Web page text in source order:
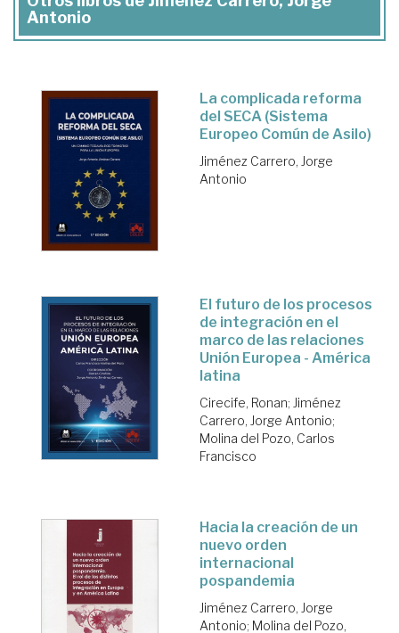
Antonio
La complicada reforma
del SECA (Sistema
Europeo Común de Asilo)
Jiménez Carrero, Jorge
Antonio
El futuro de los procesos
de integración en el
marco de las relaciones
Unión Europea - América
latina
Cirecife, Ronan; Jiménez
Carrero, Jorge Antonio;
Molina del Pozo, Carlos
Francisco
Hacia la creación de un
nuevo orden
internacional
pospandemia
Jiménez Carrero, Jorge
Antonio; Molina del Pozo,